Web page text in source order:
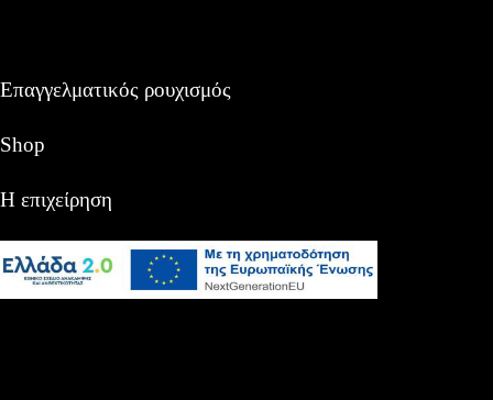
Επαγγελματικός ρουχισμός
Shop
Η επιχείρηση